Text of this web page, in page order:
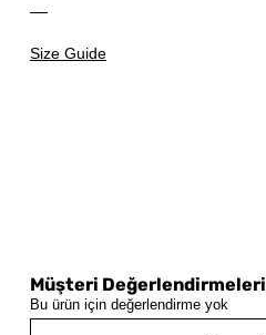
Size Guide
Müşteri Değerlendirmeleri
Bu ürün için değerlendirme yok